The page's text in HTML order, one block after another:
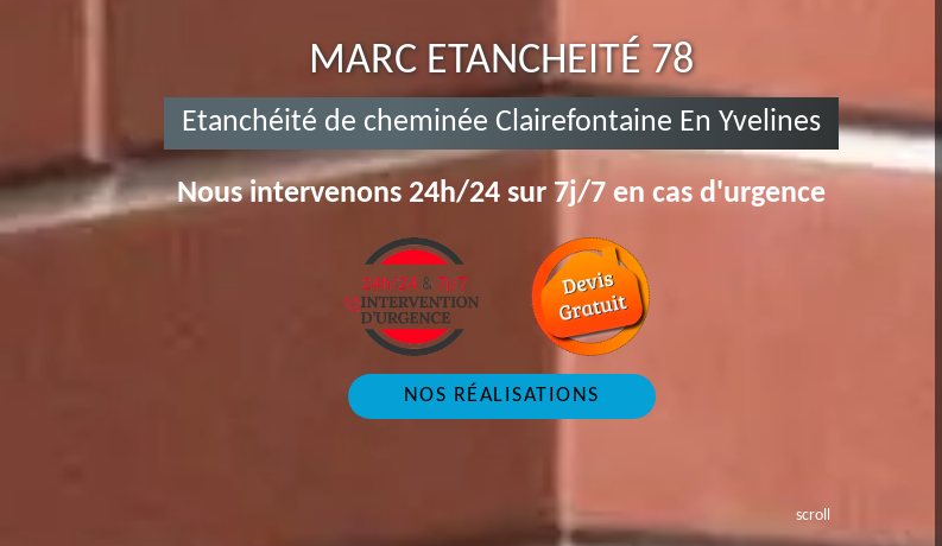
scroll
MARC ETANCHEITÉ 78
Etanchéité de cheminée Clairefontaine En Yvelines
Nous intervenons 24h/24 sur 7j/7 en cas d'urgence
NOS RÉALISATIONS